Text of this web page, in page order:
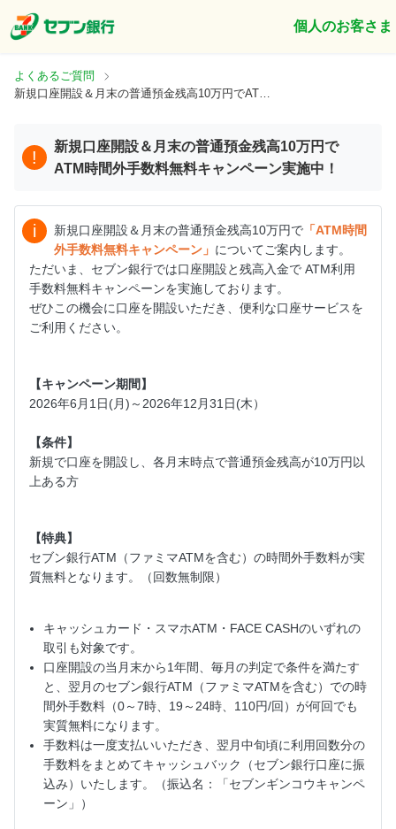
個人のお客さま
よくあるご質問
新規口座開設＆月末の普通預金残高10万円でATM時間外手数料無料キャンペーン実施中！
!
新規口座開設＆月末の普通預金残高10万円で
ATM時間外手数料無料キャンペーン実施中！
i 新規口座開設＆月末の普通預金残高10万円で 「ATM時間
外手数料無料キャンペーン」 についてご案内します。
ただいま、セブン銀行では口座開設と残高入金で ATM利用
手数料無料キャンペーンを実施しております。
ぜひこの機会に口座を開設いただき、便利な口座サービスを
ご利用ください。
【キャンペーン期間】
2026年6月1日(月)～2026年12月31日(木）
【条件】
新規で口座を開設し、各月末時点で普通預金残高が10万円以
上ある方
【特典】
セブン銀行ATM（ファミマATMを含む）の時間外手数料が実
質無料となります。（回数無制限）
キャッシュカード・スマホATM・FACE CASHのいずれの
取引も対象です。
口座開設の当月末から1年間、毎月の判定で条件を満たす
と、翌月のセブン銀行ATM（ファミマATMを含む）での時
間外手数料（0～7時、19～24時、110円/回）が何回でも
実質無料になります。
手数料は一度支払いいただき、翌月中旬頃に利用回数分の
手数料をまとめてキャッシュバック（セブン銀行口座に振
込み）いたします。（振込名：「セブンギンコウキャンペ
ーン」）